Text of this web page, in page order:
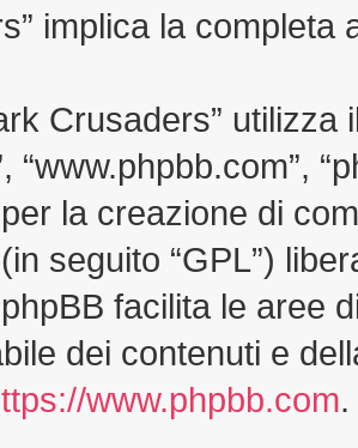
implica la completa
Crusaders” utilizza
“www.phpbb.com”,
la creazione di
(in seguito “GPL”)
facilita le aree
dei contenuti e
www.phpbb.com.